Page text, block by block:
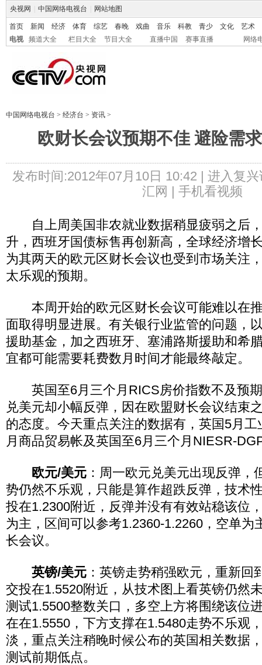
央视网 中国网络电视台 网站地图
首页 新闻 经济 体育 综艺 春晚 戏曲 音乐 科教 青少 文化
艺术
电视
频道大全 栏目大全 节目大全 直播中国 赛事直播 网络
中国网络电视台 > 经济台 > 资讯 >
欧财长会议预期不佳 避险需
发布时间:2012年07月10日 10:42 | 进入复兴
汇网 | 手机看视频
自上周美国非农就业数据稍显疲弱之后
升，西班牙国债标售再创新高，全球经济增
为其两天的欧元区财长会议也受到市场关注
太乐观的预期。
本周开始的欧元区财长会议可能难以在
面取得明显进展。有关银行业监管的问题，
援助基金，加之西班牙、塞浦路斯援助和希
宜都可能需要耗费数月时间才能最终敲定。
英国至6月三个月RICS房价指数不及预期
兑美元却小幅反弹，因在欧盟财长会议结束
的态度。今天重点关注的数据有，英国5月
月商品贸易帐及英国至6月三个月NIESR-
欧元/美元 ：周一欧元兑美元出现反弹，
势仍然不乐观，只能是算作超跌反弹，技术
投在1.2300附近，反弹并没有有效站稳该位
为主，区间可以参考1.2360-1.2260，空单为
长会议。
英镑/美元 ：英镑走势稍强欧元，重新回
交投在1.5520附近，从技术图上看英镑仍然
测试1.5500整数关口，多空上方将围绕该位
在在1.5550，下方支撑在1.5480走势不乐观
淡，重点关注稍晚时候公布的英国相关数据
测试前期低点。